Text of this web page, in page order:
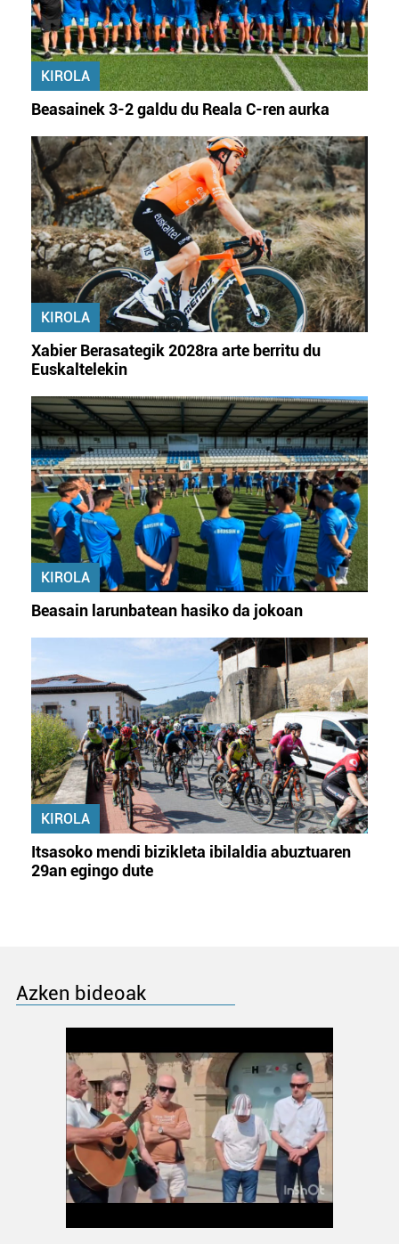
KIROLA
Beasainek 3-2 galdu du Reala C-ren aurka
KIROLA
Xabier Berasategik 2028ra arte berritu du
Euskaltelekin
KIROLA
Beasain larunbatean hasiko da jokoan
KIROLA
Itsasoko mendi bizikleta ibilaldia abuztuaren
29an egingo dute
Azken bideoak